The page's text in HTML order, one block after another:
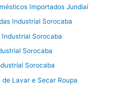
Importados Jundiaí
Industrial Sorocaba
Sorocaba
Sorocaba
Sorocaba
Lavar e Secar Roupa